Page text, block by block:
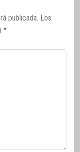
publicada. Los
*